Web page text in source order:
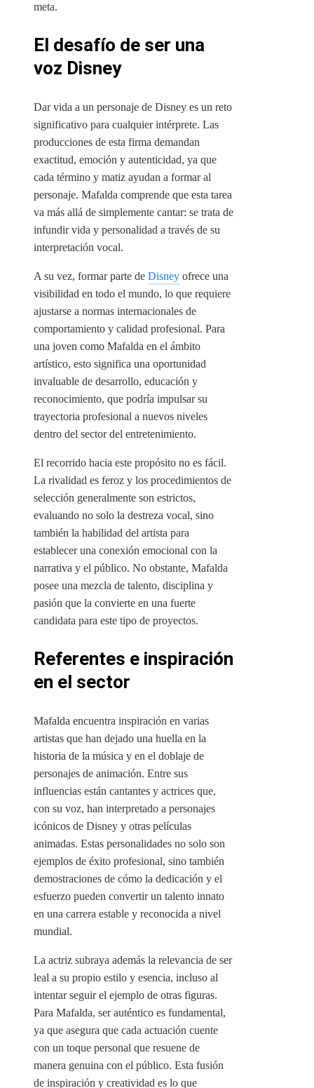
meta.
El desafío de ser una
voz Disney
Dar vida a un personaje de Disney es un reto
significativo para cualquier intérprete. Las
producciones de esta firma demandan
exactitud, emoción y autenticidad, ya que
cada término y matiz ayudan a formar al
personaje. Mafalda comprende que esta tarea
va más allá de simplemente cantar: se trata de
infundir vida y personalidad a través de su
interpretación vocal.
A su vez, formar parte de Disney ofrece una
visibilidad en todo el mundo, lo que requiere
ajustarse a normas internacionales de
comportamiento y calidad profesional. Para
una joven como Mafalda en el ámbito
artístico, esto significa una oportunidad
invaluable de desarrollo, educación y
reconocimiento, que podría impulsar su
trayectoria profesional a nuevos niveles
dentro del sector del entretenimiento.
El recorrido hacia este propósito no es fácil.
La rivalidad es feroz y los procedimientos de
selección generalmente son estrictos,
evaluando no solo la destreza vocal, sino
también la habilidad del artista para
establecer una conexión emocional con la
narrativa y el público. No obstante, Mafalda
posee una mezcla de talento, disciplina y
pasión que la convierte en una fuerte
candidata para este tipo de proyectos.
Referentes e inspiración
en el sector
Mafalda encuentra inspiración en varias
artistas que han dejado una huella en la
historia de la música y en el doblaje de
personajes de animación. Entre sus
influencias están cantantes y actrices que,
con su voz, han interpretado a personajes
icónicos de Disney y otras películas
animadas. Estas personalidades no solo son
ejemplos de éxito profesional, sino también
demostraciones de cómo la dedicación y el
esfuerzo pueden convertir un talento innato
en una carrera estable y reconocida a nivel
mundial.
La actriz subraya además la relevancia de ser
leal a su propio estilo y esencia, incluso al
intentar seguir el ejemplo de otras figuras.
Para Mafalda, ser auténtico es fundamental,
ya que asegura que cada actuación cuente
con un toque personal que resuene de
manera genuina con el público. Esta fusión
de inspiración y creatividad es lo que